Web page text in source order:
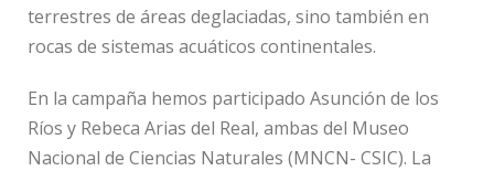
terrestres de áreas deglaciadas, sino también en
rocas de sistemas acuáticos continentales.
En la campaña hemos participado Asunción de los
Ríos y Rebeca Arias del Real, ambas del Museo
Nacional de Ciencias Naturales (MNCN- CSIC). La